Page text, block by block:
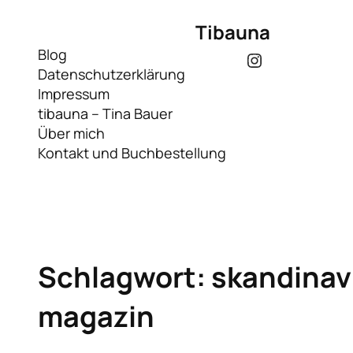
springen
Tibauna
Blog
Datenschutzerklärung
Impressum
tibauna – Tina Bauer
Über mich
Kontakt und Buchbestellung
Instagram
Schlagwort:
magazin